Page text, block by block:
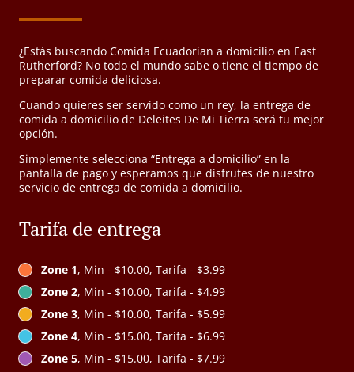
¿Estás buscando Comida Ecuadorian a domicilio en East
Rutherford? No todo el mundo sabe o tiene el tiempo de
preparar comida deliciosa.
Cuando quieres ser servido como un rey, la entrega de
comida a domicilio de Deleites De Mi Tierra será tu mejor
opción.
Simplemente selecciona “Entrega a domicilio” en la
pantalla de pago y esperamos que disfrutes de nuestro
servicio de entrega de comida a domicilio.
Tarifa de entrega
Zone 1, Min - $10.00, Tarifa - $3.99
Zone 2, Min - $10.00, Tarifa - $4.99
Zone 3, Min - $10.00, Tarifa - $5.99
Zone 4, Min - $15.00, Tarifa - $6.99
Zone 5, Min - $15.00, Tarifa - $7.99